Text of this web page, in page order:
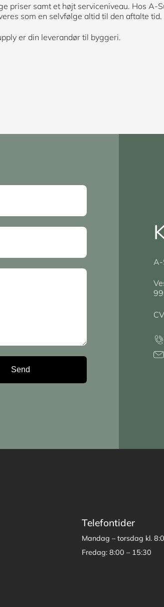
priser samt et højt serviceniveau. Hos A-
som en selvfølge altid til den aftalte tid.
er din leverandør til byggeri.
A-
Telefontider
Mandag – torsdag kl.
Fredag: 8:00 – 15:30